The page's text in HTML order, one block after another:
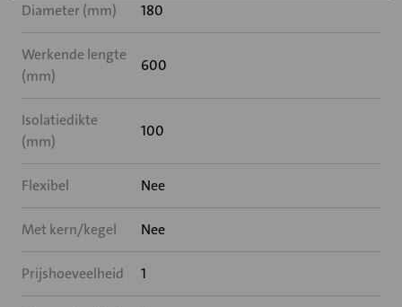
Diameter (mm) 180
Werkende lengte
(mm)
600
Isolatiedikte
(mm)
100
Flexibel Nee
Met kern/kegel Nee
Prijshoeveelheid 1